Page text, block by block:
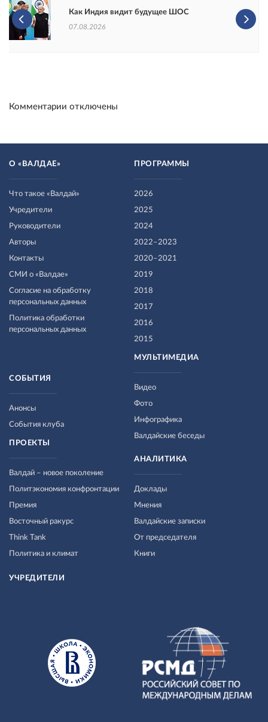
Как Индия видит будущее ШОС
07.08.2026
Комментарии отключены
О «ВАЛДАЕ»
Что такое «Валдай»
Учредители
Руководители
Авторы
Контакты
СМИ о «Валдае»
Согласие на обработку
персональных данных
Политика обработки
персональных данных
ПРОГРАММЫ
2026
2025
2024
2022–2023
2020–2021
2019
2018
2017
2016
2015
МУЛЬТИМЕДИА
Видео
Фото
Инфографика
Валдайские беседы
СОБЫТИЯ
Анонсы
События клуба
ПРОЕКТЫ
Валдай – новое поколение
Политэкономия конфронтации
Премия
Восточный ракурс
Think Tank
Политика и климат
АНАЛИТИКА
Доклады
Мнения
Валдайские записки
От председателя
Книги
УЧРЕДИТЕЛИ